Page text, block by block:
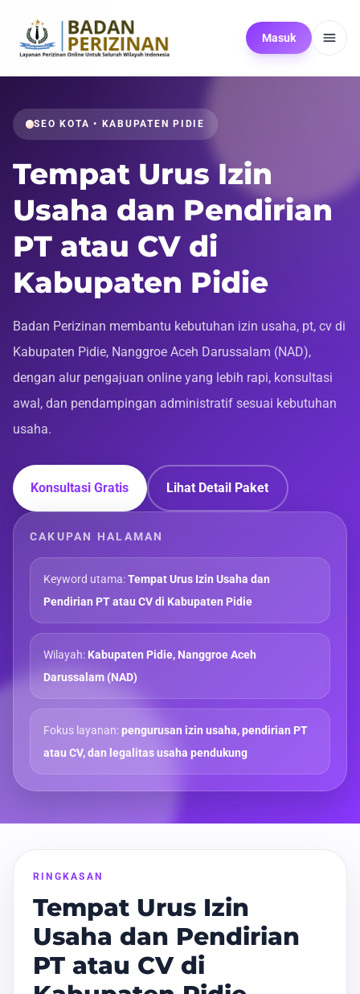
Masuk
SEO KOTA • KABUPATEN PIDIE
Tempat Urus Izin
Usaha dan Pendirian
PT atau CV di
Kabupaten Pidie
Badan Perizinan membantu kebutuhan izin usaha, pt, cv di
Kabupaten Pidie, Nanggroe Aceh Darussalam (NAD),
dengan alur pengajuan online yang lebih rapi, konsultasi
awal, dan pendampingan administratif sesuai kebutuhan
usaha.
Konsultasi Gratis Lihat Detail Paket
CAKUPAN HALAMAN
Keyword utama:Tempat Urus Izin Usaha dan
Pendirian PT atau CV di Kabupaten Pidie
Wilayah: Kabupaten Pidie, Nanggroe Aceh
Darussalam (NAD)
Fokus layanan:pengurusan izin usaha, pendirian PT
atau CV, dan legalitas usaha pendukung
RINGKASAN
Tempat Urus Izin
Usaha dan Pendirian
PT atau CV di